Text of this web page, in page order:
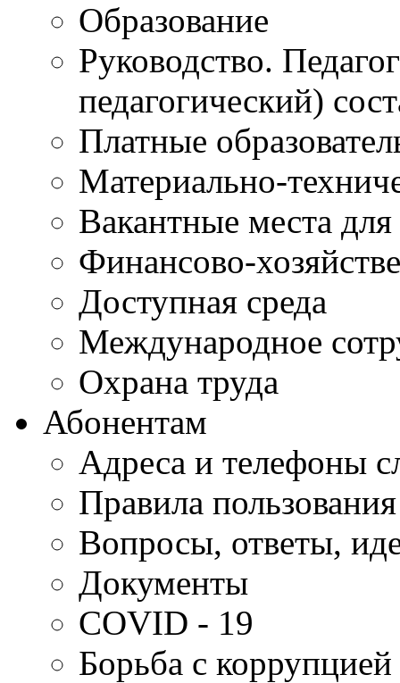
Образование
Руководство.
педагогический)
Платные
Материально-
Вакантные места
Финансово-
Доступная среда
Международное
Охрана труда
Абонентам
Адреса и телефоны
Правила
Вопросы, ответы,
Документы
COVID - 19
Борьба с